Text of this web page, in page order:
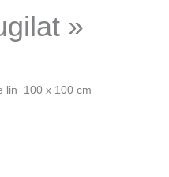
»
lin 100 x 100 cm